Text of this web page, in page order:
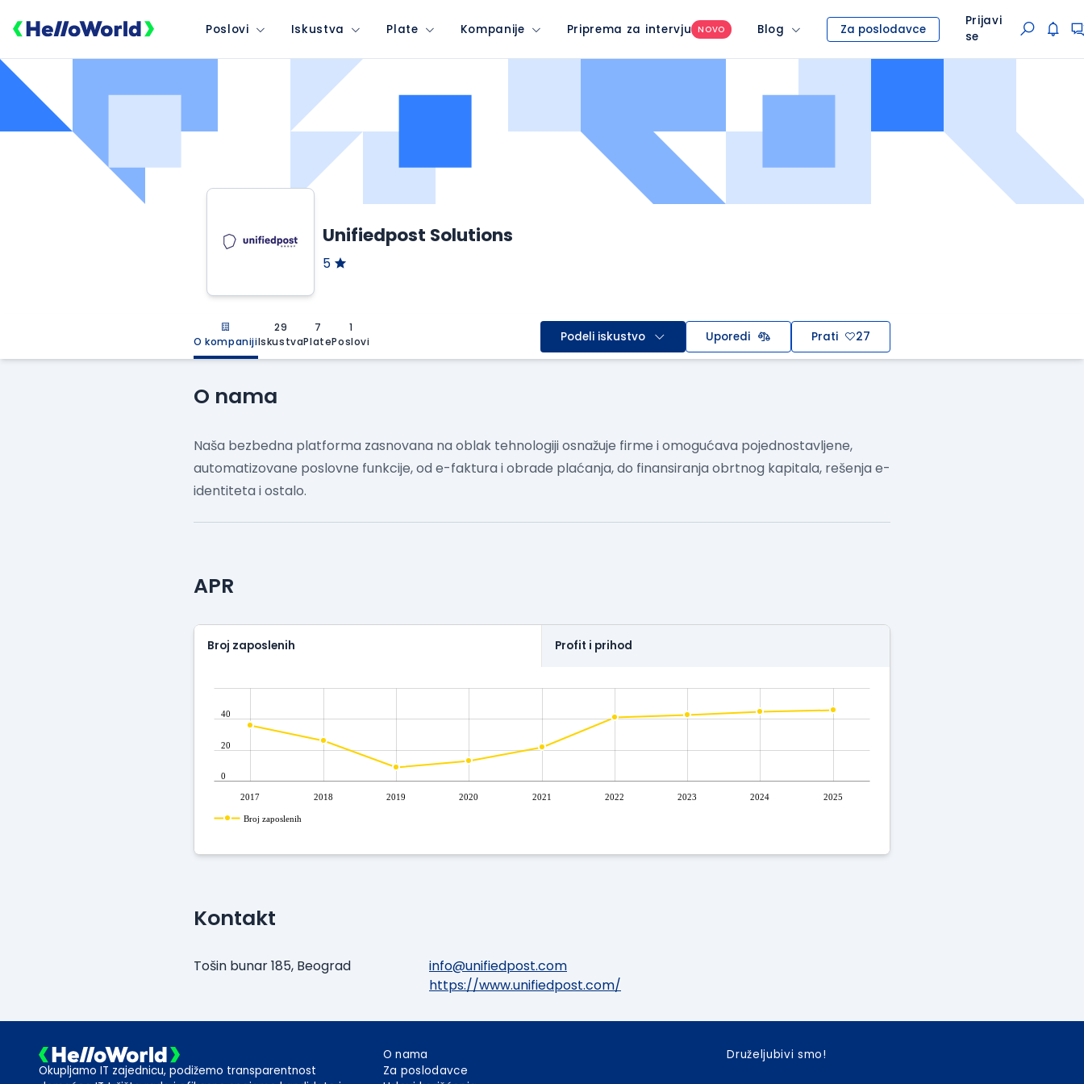
Poslovi Iskustva Plate Kompanije Priprema za intervju NOVO Blog Za poslodavce
Prijavi
se
Unifiedpost Solutions
5
O kompaniji
29
Iskustva
7
Plate
1
Poslovi
Podeli iskustvo Uporedi Prati 27
O nama
Naša bezbedna platforma zasnovana na oblak tehnologiji osnažuje firme i omogućava pojednostavljene,
automatizovane poslovne funkcije, od e-faktura i obrade plaćanja, do finansiranja obrtnog kapitala, rešenja e-
identiteta i ostalo.
APR
Broj zaposlenih Profit i prihod
2017 2018 2019 2020 2021 2022 2023 2024 2025
0
20
40
Broj zaposlenih
Kontakt
Tošin bunar 185, Beograd
info@unifiedpost.com
https://www.unifiedpost.com/
Okupljamo IT zajednicu, podižemo transparentnost
O nama
Za poslodavce
Druželjubivi smo!